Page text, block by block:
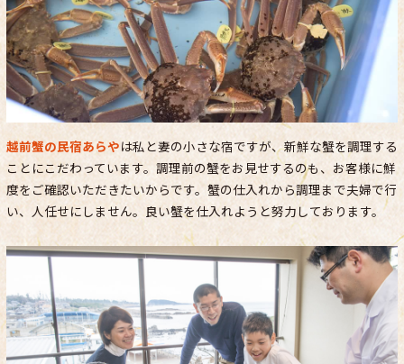
越前蟹の民宿あらやは私と妻の小さな宿ですが、新鮮な蟹を調理する
ことにこだわっています。調理前の蟹をお見せするのも、お客様に鮮
度をご確認いただきたいからです。蟹の仕入れから調理まで夫婦で行
い、人任せにしません。良い蟹を仕入れようと努力しております。